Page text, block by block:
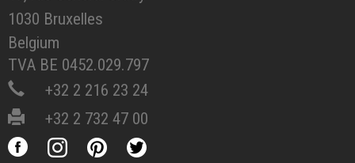
1030 Bruxelles
Belgium
TVA BE 0452.029.797
+32 2 216 23 24
+32 2 732 47 00